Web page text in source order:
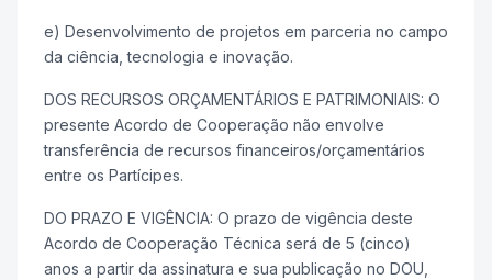
e) Desenvolvimento de projetos em parceria no campo
da ciência, tecnologia e inovação.
DOS RECURSOS ORÇAMENTÁRIOS E PATRIMONIAIS: O
presente Acordo de Cooperação não envolve
transferência de recursos financeiros/orçamentários
entre os Partícipes.
DO PRAZO E VIGÊNCIA: O prazo de vigência deste
Acordo de Cooperação Técnica será de 5 (cinco)
anos a partir da assinatura e sua publicação no DOU,